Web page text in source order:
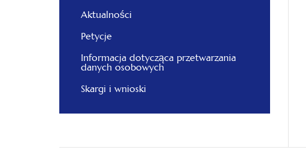
Aktualności
Petycje
Informacja dotycząca przetwarzania
danych osobowych
Skargi i wnioski